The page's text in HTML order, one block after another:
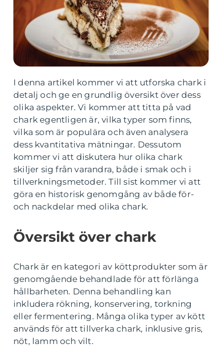
I denna artikel kommer vi att utforska chark i
detalj och ge en grundlig översikt över dess
olika aspekter. Vi kommer att titta på vad
chark egentligen är, vilka typer som finns,
vilka som är populära och även analysera
dess kvantitativa mätningar. Dessutom
kommer vi att diskutera hur olika chark
skiljer sig från varandra, både i smak och i
tillverkningsmetoder. Till sist kommer vi att
göra en historisk genomgång av både för-
och nackdelar med olika chark.
Översikt över chark
Chark är en kategori av köttprodukter som är
genomgående behandlade för att förlänga
hållbarheten. Denna behandling kan
inkludera rökning, konservering, torkning
eller fermentering. Många olika typer av kött
används för att tillverka chark, inklusive gris,
nöt, lamm och vilt.